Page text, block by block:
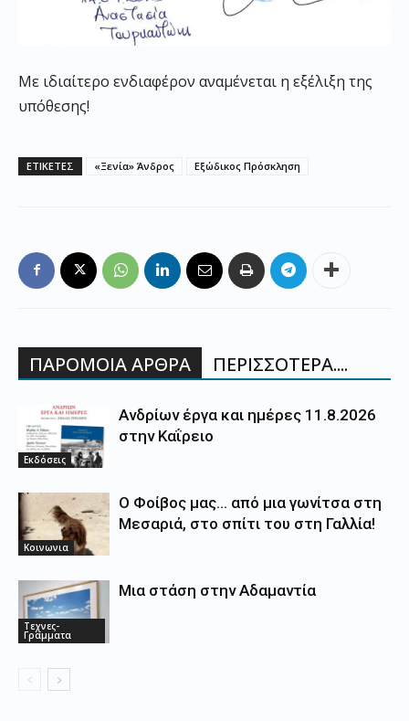
Με ιδιαίτερο ενδιαφέρον αναμένεται η εξέλιξη της
υπόθεσης!
ΕΤΙΚΕΤΕΣ «Ξενία» Άνδρος Εξώδικος Πρόσκληση
ΠΑΡΟΜΟΙΑ ΑΡΘΡΑ ΠΕΡΙΣΣΟΤΕΡΑ....
Εκδόσεις
Ανδρίων έργα και ημέρες 11.8.2026
στην Καΐρειο
Κοινωνια
Ο Φοίβος μας… από μια γωνίτσα στη
Μεσαριά, στο σπίτι του στη Γαλλία!
Τεχνες-
Γραμματα
Μια στάση στην Αδαμαντία